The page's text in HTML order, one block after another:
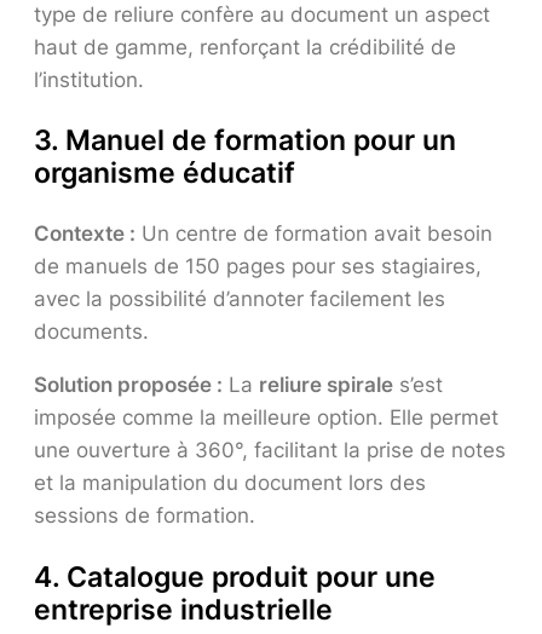
type de reliure confère au document un aspect
haut de gamme, renforçant la crédibilité de
l’institution.
3. Manuel de formation pour un
organisme éducatif
Contexte : Un centre de formation avait besoin
de manuels de 150 pages pour ses stagiaires,
avec la possibilité d’annoter facilement les
documents.
Solution proposée : La reliure spirale s’est
imposée comme la meilleure option. Elle permet
une ouverture à 360°, facilitant la prise de notes
et la manipulation du document lors des
sessions de formation.
4. Catalogue produit pour une
entreprise industrielle